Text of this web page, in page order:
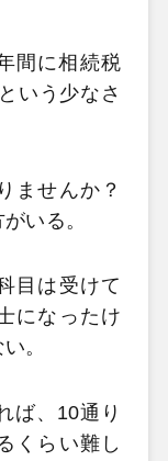
間に相続税
いう少なさ
ませんか？
いる。
目は受けて
になったけ
。
ば、10通り
くらい難し